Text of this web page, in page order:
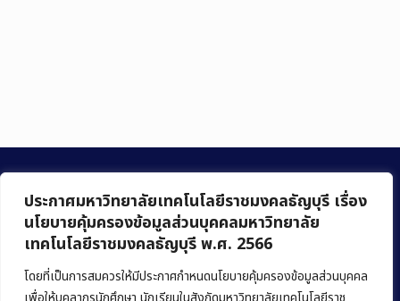
ประกาศมหาวิทยาลัยเทคโนโลยีราชมงคลธัญบุรี เรื่อง
นโยบายคุ้มครองข้อมูลส่วนบุคคลมหาวิทยาลัย
เทคโนโลยีราชมงคลธัญบุรี พ.ศ. 2566
โดยที่เป็นการสมควรให้มีประกาศกำหนดนโยบายคุ้มครองข้อมูลส่วนบุคคล
คณะบริหารธุรกิจ
มหาวิทยาลัยเทคโนโลยีราชมงคลธัญบุรี